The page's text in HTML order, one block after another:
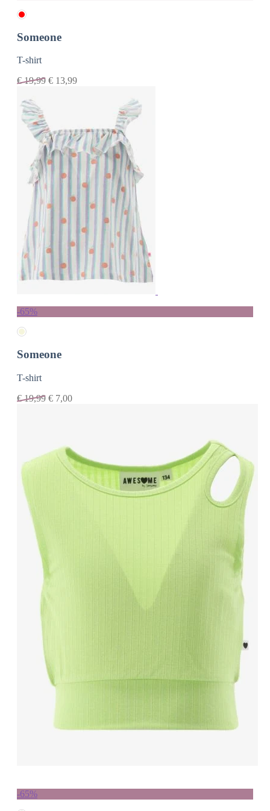
Someone
T-shirt
€19,99 € 13,99
-65%
Someone
T-shirt
€19,99 € 7,00
-65%